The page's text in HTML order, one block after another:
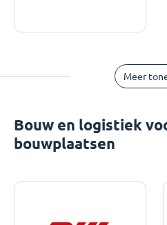
Meer
Bouw en logistiek
bouwplaatsen